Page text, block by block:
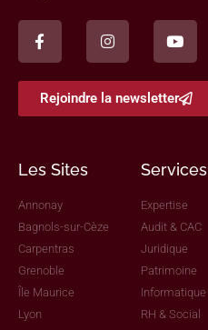
Rejoindre la newsletter
Les Sites
Annonay
Bagnols-sur-Cèze
Carpentras
Grenoble
Île Maurice
Lyon
Services
Expertise
Audit & CAC
Juridique
Patrimoine
Informatique
RH & Social